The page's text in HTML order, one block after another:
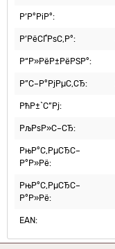
Р’Р°РіР°:
Р’РёСЃРѕС‚Р°:
Р“Р»РёР±РёРЅР°:
Р”С–Р°РјРµС‚СЂ:
РћР±`С”Рј:
РљРѕР»С–СЂ:
РњР°С‚РµСЂС–
Р°Р»Рё:
РњР°С‚РµСЂС–
Р°Р»Рё:
EAN: